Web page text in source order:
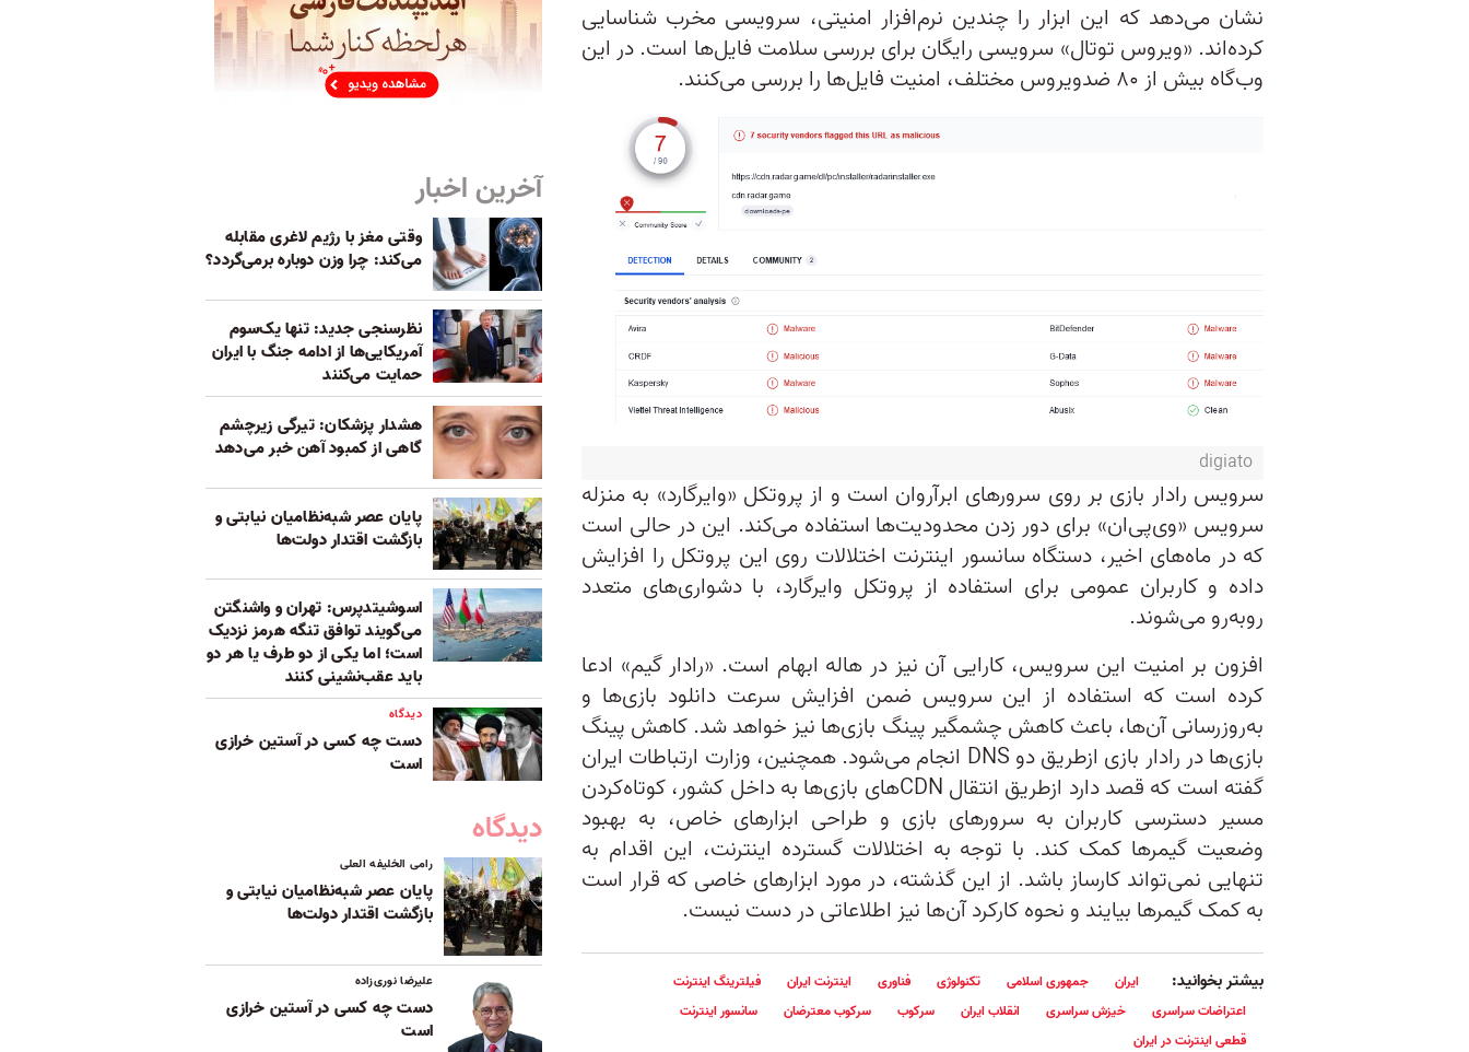
نشان می‌دهد که این ابزار را چندین نرم‌افزار امنیتی، سرویسی مخرب شناسایی
کرده‌اند. «ویروس توتال» سرویسی رایگان برای بررسی سلامت فایل‌ها است. در این
وب‌گاه بیش از ۸۰ ضدویروس مختلف، امنیت فایل‌ها را بررسی می‌کنند.
digiato
سرویس رادار بازی بر روی سرورهای ابرآروان است و از پروتکل «وایرگارد» به منزله
سرویس «وی‌پی‌ان» برای دور زدن محدودیت‌ها استفاده می‌کند. این در حالی است
که در ماه‌های اخیر، دستگاه‌ سانسور اینترنت اختلالات روی این پروتکل را افزایش
داده و کاربران عمومی برای استفاده از پروتکل وایرگارد، با دشواری‌های متعدد
روبه‌رو می‌شوند.
افزون بر امنیت این سرویس، کارایی آن نیز در هاله ابهام است. «رادار گیم» ادعا
کرده است که استفاده از این سرویس ضمن افزایش سرعت دانلود بازی‌ها و
به‌روزرسانی آن‌ها، باعث کاهش چشمگیر پینگ بازی‌ها نیز خواهد شد. کاهش پینگ
بازی‌ها در رادار بازی از‌طریق دو DNS انجام می‌شود. همچنین، وزارت ارتباطات ایران
گفته است که قصد دارد از‌طریق انتقال CDN‌های بازی‌ها به داخل کشور، کوتاه‌کردن
مسیر دسترسی کاربران به سرورهای بازی و طراحی ابزارهای خاص، به بهبود
وضعیت گیمرها کمک کند. با توجه به اختلالات گسترده اینترنت، این اقدام به
تنهایی نمی‌تواند کارساز باشد. از این گذشته، در مورد ابزارهای خاصی که قرار است
به کمک گیمرها بیایند و نحوه کارکرد آن‌ها نیز اطلاعاتی در دست نیست.
بیشتر بخوانید: ایران جمهوری اسلامی تکنولوژی فناوری اینترنت ایران
فیلترینگ اینترنت
اعتراضات سراسری
خیزش سراسری انقلاب ایران سرکوب سرکوب معترضان
سانسور اینترنت
قطعی اینترنت در ایران
آخرین اخبار
وقتی مغز با رژیم لاغری مقابله
می‌کند: چرا وزن دوباره برمی‌گردد؟
نظرسنجی جدید: تنها یک‌سوم
آمریکایی‌ها از ادامه جنگ با ایران
حمایت می‌کنند
هشدار پزشکان: تیرگی زیرچشم
گاهی از کمبود آهن خبر می‌دهد
پایان عصر شبه‌نظامیان نیابتی و
بازگشت اقتدار دولت‌ها
اسوشیتدپرس: تهران و واشنگتن
می‌گویند توافق تنگه هرمز نزدیک
است؛ اما یکی از دو طرف یا هر دو
باید عقب‌نشینی کنند
دیدگاه
دست چه کسی در آستین خرازی
است
دیدگاه
رامی الخلیفه العلی
پایان عصر شبه‌نظامیان نیابتی و
بازگشت اقتدار دولت‌ها
علیرضا نوری‌زاده
دست چه کسی در آستین خرازی
است